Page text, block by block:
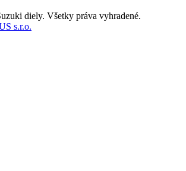
diely. Všetky práva vyhradené.
s.r.o.